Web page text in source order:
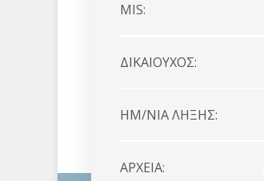
MIS:
ΔΙΚΑΙΟYΧΟΣ:
HM/NIA ΛΗΞΗΣ:
ΑΡΧΕΙΑ: